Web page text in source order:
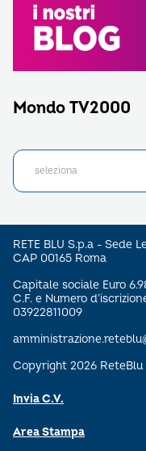
Mondo TV2000
RETE BLU S.p.a - Sede
CAP 00165 Roma
Capitale sociale Euro
C.F. e Numero
03922811009
Copyright 2026
Invia C.V.
Area Stampa